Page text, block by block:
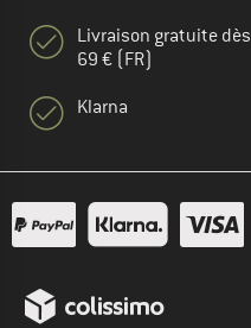
Livraison gratuite dès
69 € (FR)
Klarna